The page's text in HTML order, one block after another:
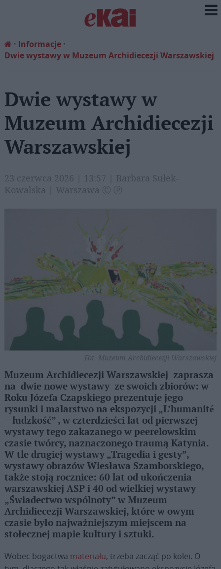
Informacje
Dwie wystawy w Muzeum Archidiecezji Warszawskiej
Dwie wystawy w
Muzeum Archidiecezji
Warszawskiej
23 czerwca 2026 | 13:57 | Barbara Sułek-
Kowalska | Warszawa Ⓒ Ⓟ
Fot. Muzeum Archidiecezji Warszawskiej
Muzeum Archidiecezji Warszawskiej zaprasza
na dwie nowe wystawy ze swoich zbiorów: w
Roku Józefa Czapskiego prezentuje jego
rysunki i malarstwo na ekspozycji „L’humanité
– ludzkość” , w czterdzieści lat od pierwszej
wystawy tego zakazanego w peerelowskim
czasie twórcy, naznaczonego traumą Katynia.
W tle drugiej wystawy „Tragedia i gesty”,
wystawy obrazów Wiesława Szamborskiego,
także stoją rocznice: 60 lat od ukończenia
warszawskiej ASP i 40 od wielkiej wystawy
„Świadectwo wspólnoty” w Muzeum
Archidiecezji Warszawskiej, które w owym
czasie było najważniejszym miejscem na
stołecznej mapie kultury i sztuki.
Wobec bogactwa materiału, trzeba zacząć po kolei. O